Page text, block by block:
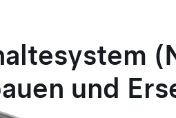
und